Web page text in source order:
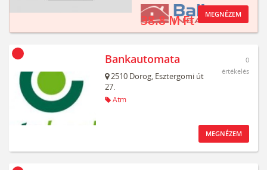
38.8 M Ft MEGNÉZEM
Bankautomata
2510 Dorog, Esztergomi út
27.
Atm
0
értékelés
MEGNÉZEM